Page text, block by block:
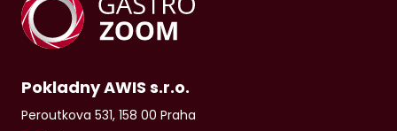
Pokladny AWIS s.r.o.
Peroutkova 531, 158 00 Praha